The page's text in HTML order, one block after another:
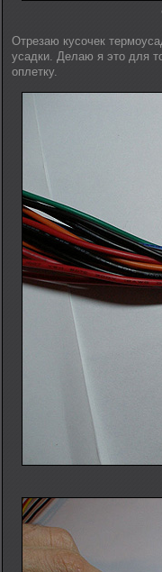
Отрезаю кусочек
усадки. Делаю я это для
оплетку.